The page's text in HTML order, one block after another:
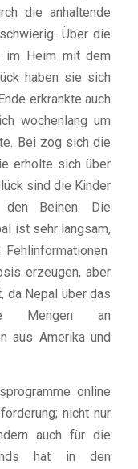
die anhaltende
Über die
im Heim mit dem
haben sie sich
erkrankte auch
wochenlang um
Bei zog sich die
erholte sich über
sind die Kinder
Beinen. Die
ist sehr langsam,
erzeugen, aber
da Nepal über das
Mengen an
aus Amerika und
online
nicht nur
auch für die
hat in den